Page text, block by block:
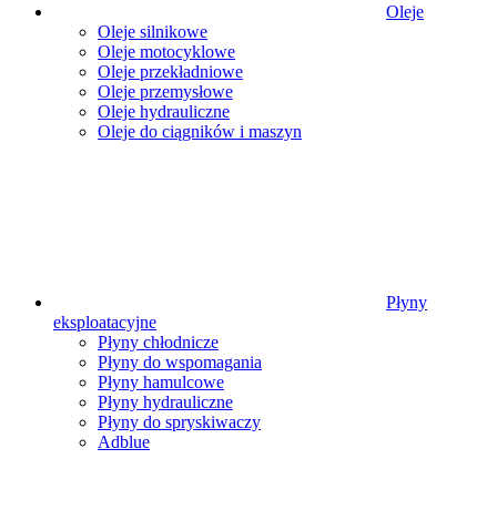
Oleje
Oleje silnikowe
Oleje motocyklowe
Oleje przekładniowe
Oleje przemysłowe
Oleje hydrauliczne
Oleje do ciągników i maszyn
Płyny
eksploatacyjne
Płyny chłodnicze
Płyny do wspomagania
Płyny hamulcowe
Płyny hydrauliczne
Płyny do spryskiwaczy
Adblue